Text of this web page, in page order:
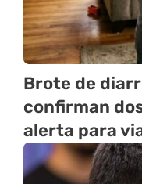
Brote de
confirman
alerta para